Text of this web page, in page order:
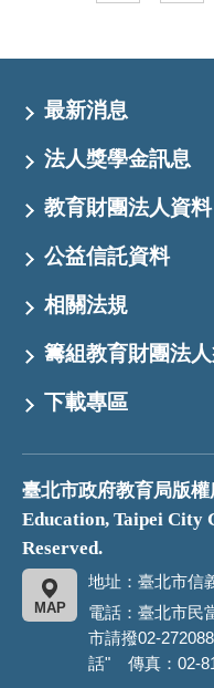
最新消息
法人獎學金訊息
教育財團法人資料
公益信託資料
相關法規
籌組教育財團法
下載專區
臺北市政府教育局版
Education, Taipei City
Reserved.
地址：臺北市信
MAP
電話：臺北市民
市請撥02-
話" 傳真：02-